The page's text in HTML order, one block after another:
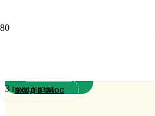
ВХОД В ЭИОС
Новости
3 года назад